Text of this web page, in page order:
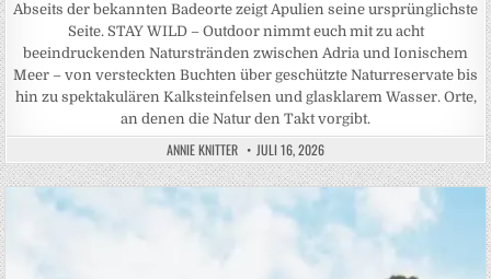
Abseits der bekannten Badeorte zeigt Apulien seine ursprünglichste
Seite. STAY WILD – Outdoor nimmt euch mit zu acht
beeindruckenden Naturstränden zwischen Adria und Ionischem
Meer – von versteckten Buchten über geschützte Naturreservate bis
hin zu spektakulären Kalksteinfelsen und glasklarem Wasser. Orte,
an denen die Natur den Takt vorgibt.
ANNIE KNITTER JULI 16, 2026